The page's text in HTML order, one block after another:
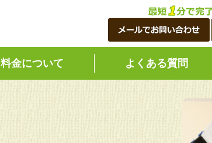
料金について よくある質問